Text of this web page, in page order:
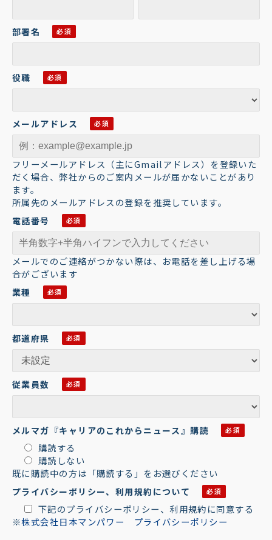
部署名
役職
メールアドレス
フリーメールアドレス（主にGmailアドレス）を登録いた
だく場合、弊社からのご案内メールが届かないことがあり
ます。
所属先のメールアドレスの登録を推奨しています。
電話番号
メールでのご連絡がつかない際は、お電話を差し上げる場
合がございます
業種
都道府県
従業員数
メルマガ『キャリアのこれからニュース』購読
購読する
購読しない
既に購読中の方は「購読する」をお選びください
プライバシーポリシー、利用規約について
下記のプライバシーポリシー、利用規約に同意する
※株式会社日本マンパワー プライバシーポリシー